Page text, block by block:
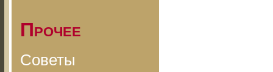
Прочее
Советы